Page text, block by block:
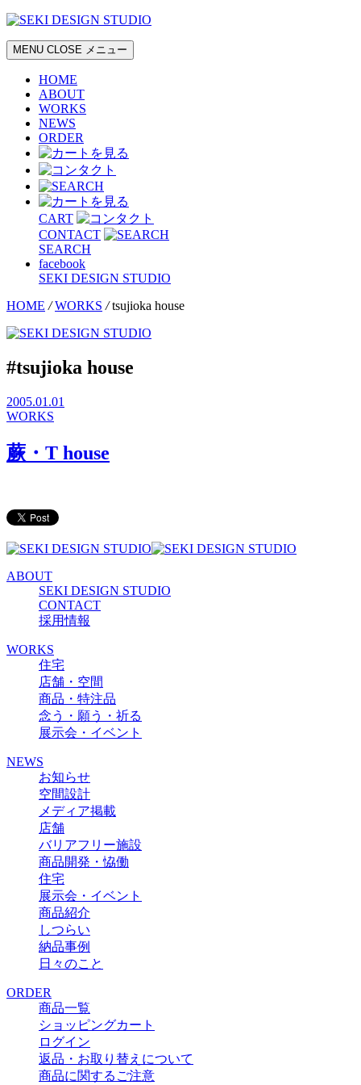
MENU CLOSE メニュー
HOME
ABOUT
WORKS
NEWS
ORDER
CART
CONTACT
SEARCH
facebook
SEKI DESIGN STUDIO
HOME / WORKS / tsujioka house
#tsujioka house
2005.01.01
WORKS
蕨・T house
ABOUT
SEKI DESIGN STUDIO
CONTACT
採用情報
WORKS
住宅
店舗・空間
商品・特注品
念う・願う・祈る
展示会・イベント
NEWS
お知らせ
空間設計
メディア掲載
店舗
バリアフリー施設
商品開発・恊働
住宅
展示会・イベント
商品紹介
しつらい
納品事例
日々のこと
ORDER
商品一覧
ショッピングカート
ログイン
返品・お取り替えについて
商品に関するご注意